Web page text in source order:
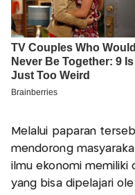
Melalui paparan
mendorong
ilmu ekonomi memiliki
yang bisa dipelajari